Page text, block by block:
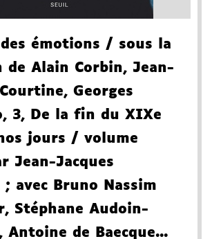
émotions / sous la
de Alain Corbin, Jean-
Georges
, 3, De la fin du XIXe
jours / volume
Jean-Jacques
; avec Bruno Nassim
Stéphane Audoin-
Antoine de Baecque...